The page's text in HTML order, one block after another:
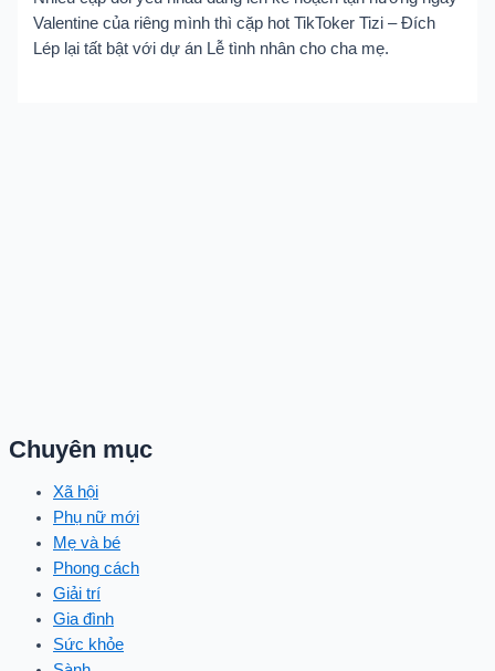
Valentine của riêng mình thì cặp hot TikToker Tizi – Đích
Lép lại tất bật với dự án Lễ tình nhân cho cha mẹ.
Chuyên mục
Xã hội
Phụ nữ mới
Mẹ và bé
Phong cách
Giải trí
Gia đình
Sức khỏe